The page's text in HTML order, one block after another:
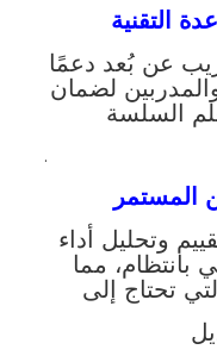
التقنية
عن بُعد دعمًا
لضمان
.
المستمر
وتحليل أداء
بانتظام، مما
تحتاج إلى